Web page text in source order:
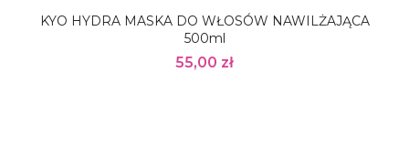
KYO HYDRA MASKA DO WŁOSÓW NAWILŻAJĄCA
500ml
55,00 zł